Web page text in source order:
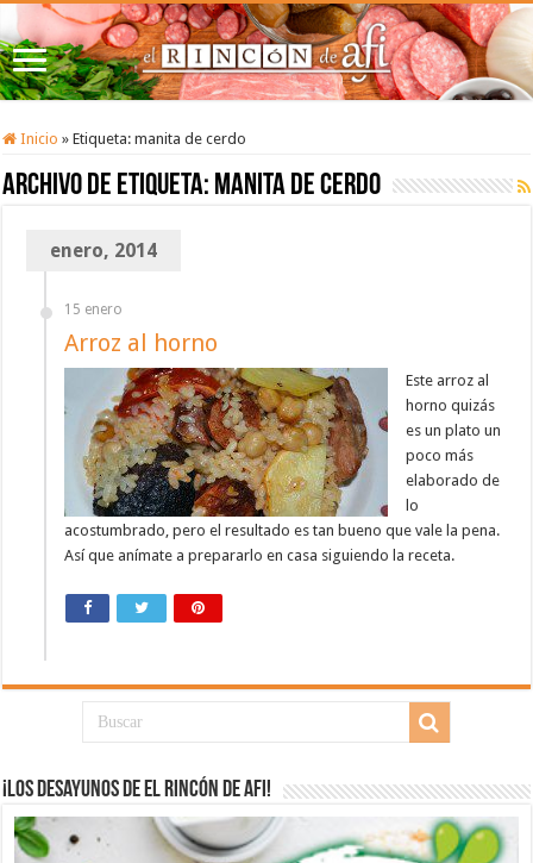
Inicio » Etiqueta:manita de cerdo
Archivo de etiqueta: manita de cerdo
enero, 2014
15 enero
Arroz al horno
Este arroz al
horno quizás
es un plato un
poco más
elaborado de
lo
acostumbrado, pero el resultado es tan bueno que vale la pena.
Así que anímate a prepararlo en casa siguiendo la receta.
¡Los desayunos de El Rincón de Afi!